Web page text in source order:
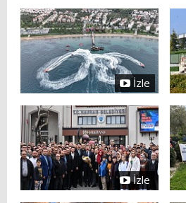
İzle
İzle